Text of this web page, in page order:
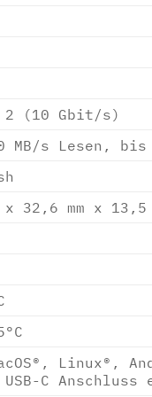
2 (10 Gbit/s)
MB/s Lesen, bis
32,6 mm x 13,5
Linux®,
C